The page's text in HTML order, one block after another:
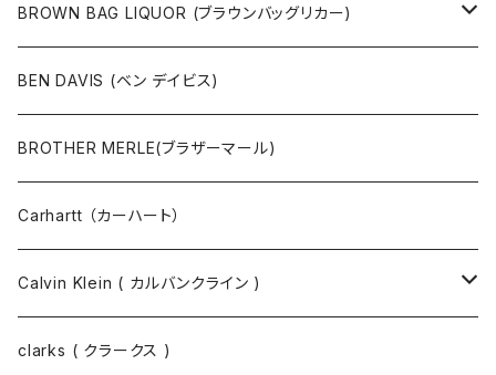
ポーチ
ベルト
その他
マスクコード
財布 / キーケース
キーホルダー / スマホスタンド
ジャケット・ブルゾン
コート
パンツ
パーカ
カットソー
パンツ
ジャケット・ブルゾン
コート
シャツ
BROWN BAG LIQUOR (ブラウンバッグリカー)
半袖Tシャツ
長袖Tシャツ
半袖シャツ
長袖シャツ
スウェット
BEN DAVIS (ベン デイビス)
BROTHER MERLE(ブラザーマール)
Carhartt （カーハート）
Calvin Klein ( カルバンクライン )
ジャケット
clarks ( クラークス )